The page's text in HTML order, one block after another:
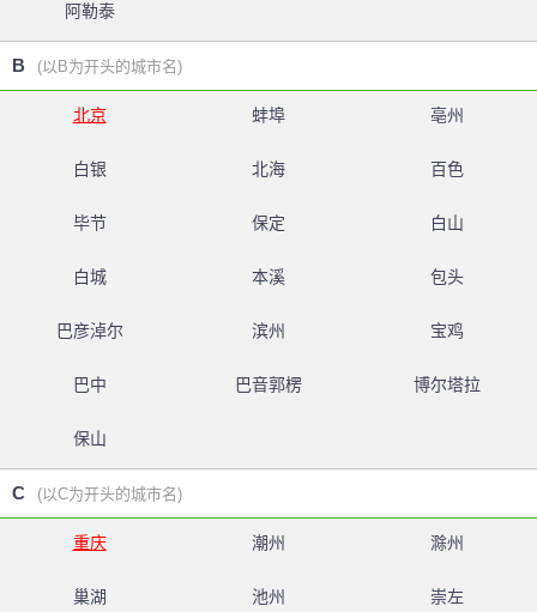
阿勒泰
B (以B为开头的城市名)
北京 蚌埠 亳州
白银 北海 百色
毕节 保定 白山
白城 本溪 包头
巴彦淖尔 滨州 宝鸡
巴中 巴音郭楞 博尔塔拉
保山
C (以C为开头的城市名)
重庆 潮州 滁州
巢湖 池州 崇左